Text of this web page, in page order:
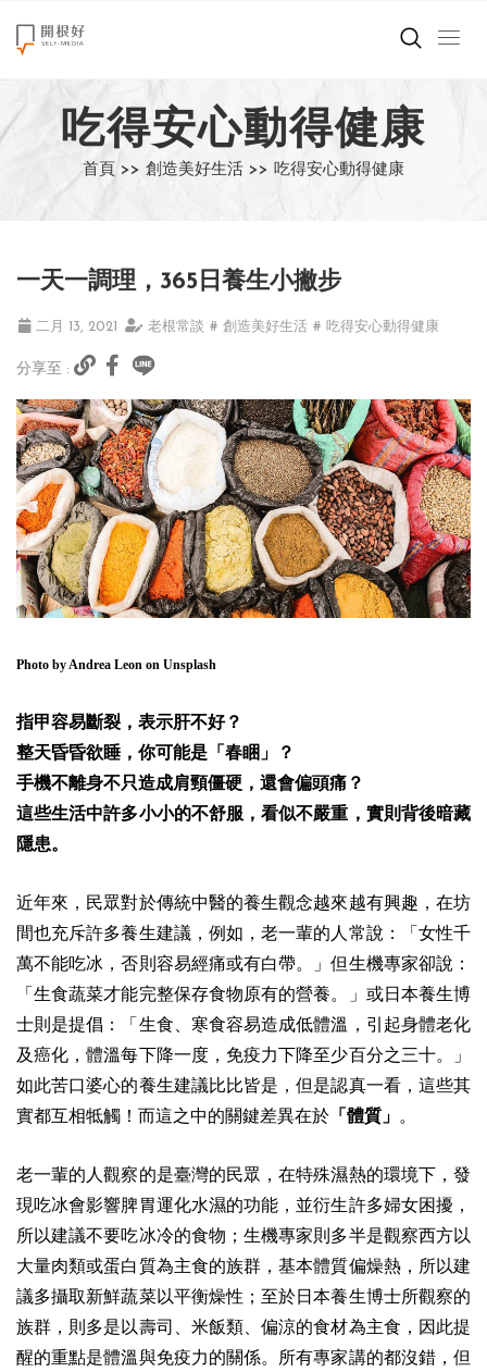
來點正能量
世界在想什麼
創造美好生活
影片專區
關於我們
吃得安心動得健康
首頁 >> 創造美好生活 >> 吃得安心動得健康
一天一調理，365日養生小撇步
二月 13, 2021 老根常談 # 創造美好生活 # 吃得安心動得健康
分享至 :
Photo byAndrea Leon on Unsplash
指甲容易斷裂，表示肝不好？
整天昏昏欲睡，你可能是「春睏」？
手機不離身不只造成肩頸僵硬，還會偏頭痛？
這些生活中許多小小的不舒服，看似不嚴重，實則背後暗藏
隱患。
近年來，民眾對於傳統中醫的養生觀念越來越有興趣，在坊
間也充斥許多養生建議，例如，老一輩的人常說：「女性千
萬不能吃冰，否則容易經痛或有白帶。」但生機專家卻說：
「生食蔬菜才能完整保存食物原有的營養。」或日本養生博
士則是提倡：「生食、寒食容易造成低體溫，引起身體老化
及癌化，體溫每下降一度，免疫力下降至少百分之三十。」
如此苦口婆心的養生建議比比皆是，但是認真一看，這些其
實都互相牴觸！而這之中的關鍵差異在於 「體質」 。
老一輩的人觀察的是臺灣的民眾，在特殊濕熱的環境下，發
現吃冰會影響脾胃運化水濕的功能，並衍生許多婦女困擾，
所以建議不要吃冰冷的食物；生機專家則多半是觀察西方以
大量肉類或蛋白質為主食的族群，基本體質偏燥熱，所以建
議多攝取新鮮蔬菜以平衡燥性；至於日本養生博士所觀察的
族群，則多是以壽司、米飯類、偏涼的食材為主食，因此提
醒的重點是體溫與免疫力的關係。所有專家講的都沒錯，但